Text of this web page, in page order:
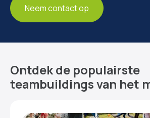
Neem contact op
Ontdek de populairste
teambuildings van het